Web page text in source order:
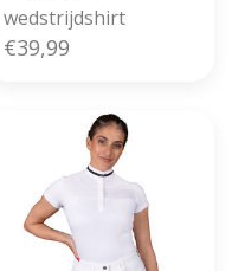
wedstrijdshirt
€39,99